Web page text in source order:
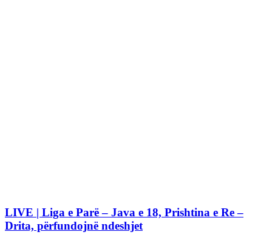
LIVE | Liga e Parë – Java e 18, Prishtina e Re –
Drita, përfundojnë ndeshjet